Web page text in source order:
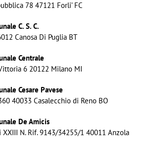
78 47121 Forli’ FC
C. S. C.
Canosa Di Puglia BT
Centrale
6 20122 Milano MI
Cesare Pavese
40033 Casalecchio di Reno BO
De Amicis
XXIII N. Rif. 9143/34255/1 40011 Anzola